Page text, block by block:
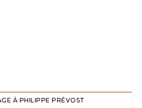
À PHILIPPE PRÉVOST